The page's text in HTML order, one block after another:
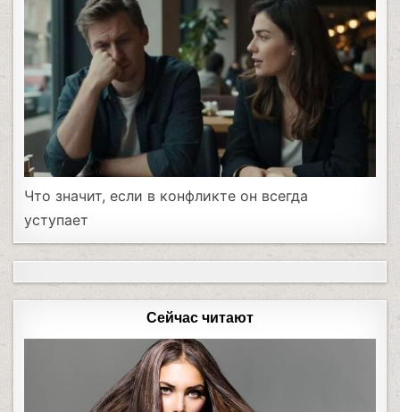
Что значит, если в конфликте он всегда
уступает
Сейчас читают